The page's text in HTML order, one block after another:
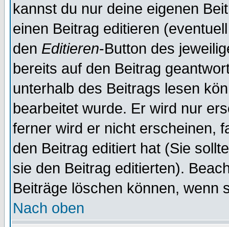
kannst du nur deine eigenen
einen Beitrag editieren
den Editieren-Button des
bereits auf den Beitrag
unterhalb des Beitrags lesen
bearbeitet wurde. Er wird nur
ferner wird er nicht erscheinen,
den Beitrag editiert hat (Sie
sie den Beitrag editierten).
Beiträge löschen können, wenn
Nach oben